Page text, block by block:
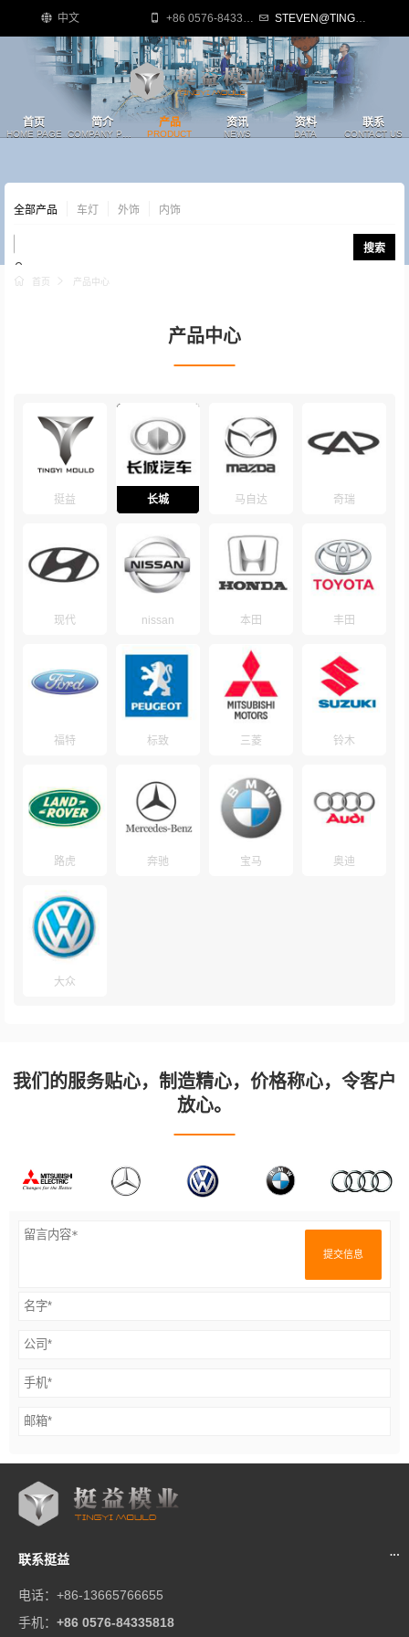
首页
HOME PAGE
简介 产品
PRODUCT
资讯
NEWS
资料
DATA
联系
CONTACT US
中文 +86 0576-84335818 STEVEN@TINGYIMOULD.COM
全部产品 车灯 外饰 内饰
搜索
首页 产品中心
产品中心
挺益 长城 马自达 奇瑞
现代 nissan 本田 丰田
福特 标致 三菱 铃木
路虎 奔驰 宝马 奥迪
大众
我们的服务贴心，制造精心，价格称心，令客户
放心。
提交信息
联系挺益
电话：+86-13665766655
手机： +86 0576-84335818